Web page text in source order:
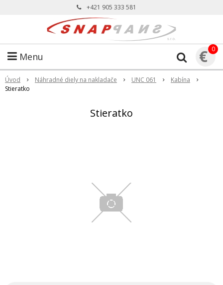
+421 905 333 581
Menu € 0
Úvod Náhradné diely na nakladače UNC 061
Kabína
Stieratko
Stieratko